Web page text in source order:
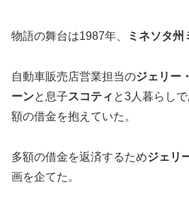
物語の舞台は1987年、 ミネソタ州
自動車販売店営業担当のジェリー
ーンと息子スコティ と3人暮らしで
額の借金を抱えていた。
多額の借金を返済するためジェリ
画を企てた。